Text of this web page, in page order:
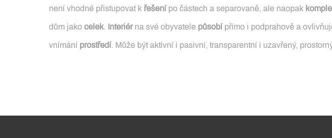
není vhodné přistupovat k řešení po částech a separovaně, ale naopak
dům jako celek. Interiérna své obyvatele působí přímo i podprahově a
vnímání prostředí . Může být aktivní i pasivní, transparentní i uzavřený,